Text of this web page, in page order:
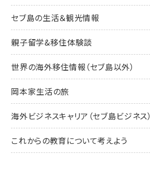
セブ島の生活＆観光情報
親子留学&移住体験談
世界の海外移住情報（セブ島以外）
岡本家生活の旅
海外ビジネスキャリア（セブ島ビジネス）
これからの教育について考えよう